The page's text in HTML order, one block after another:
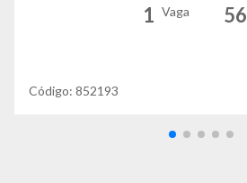
1 Vaga 56
Código: 852193